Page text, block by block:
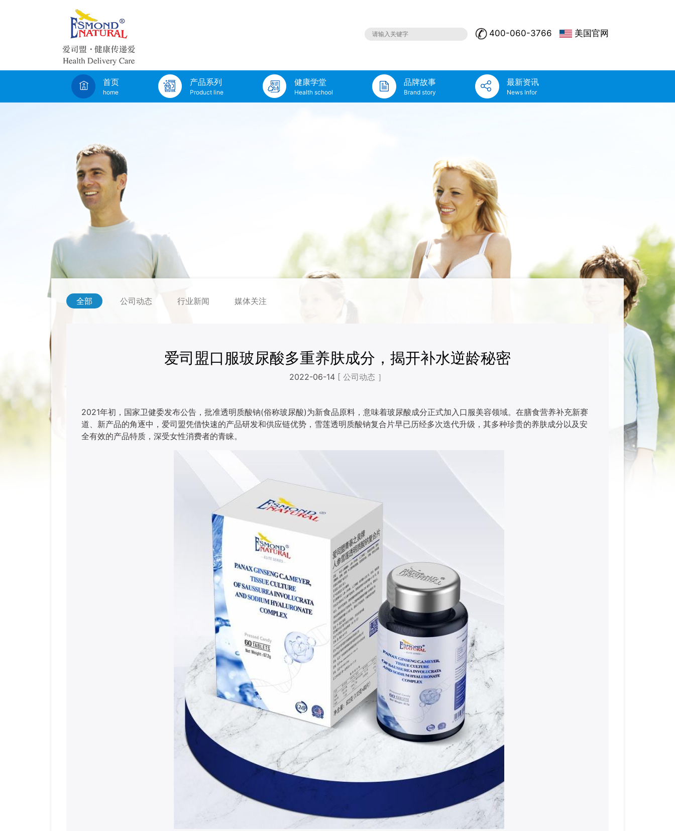
400-060-3766 美国官网
首页
home
产品系列
Product line
健康学堂
Health school
品牌故事
Brand story
最新资讯
News Infor
全部 公司动态 行业新闻 媒体关注
爱司盟口服玻尿酸多重养肤成分，揭开补水逆龄秘密
2022-06-14 [ 公司动态 ］
2021年初，国家卫健委发布公告，批准透明质酸钠(俗称玻尿酸)为新食品原料，意味着玻尿酸成分正式加入口服美容领域。在膳食营养补充新赛
道、新产品的角逐中，爱司盟凭借快速的产品研发和供应链优势，雪莲透明质酸钠复合片早已历经多次迭代升级，其多种珍贵的养肤成分以及安
全有效的产品特质，深受女性消费者的青睐。